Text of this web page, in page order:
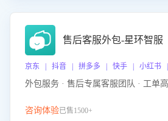
售后客服外包-星环智服
京东 | 抖音 | 拼多多 | 快手 | 小红书
外包服务 · 售后专属客服团队 · 工单
咨询体验已售1500+